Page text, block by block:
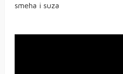
smeha i suza